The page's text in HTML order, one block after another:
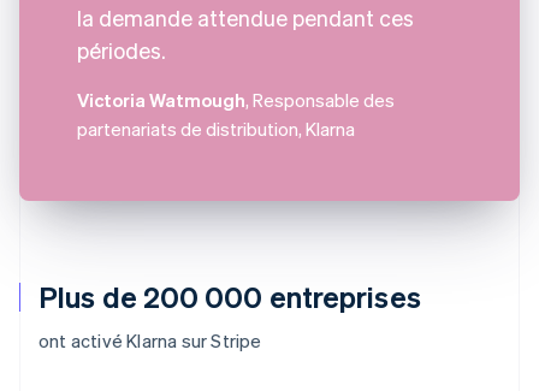
Plus de 200 000 entreprises
ont activé Klarna sur Stripe
la demande attendue pendant ces
périodes.
Victoria Watmough, Responsable des
partenariats de distribution, Klarna